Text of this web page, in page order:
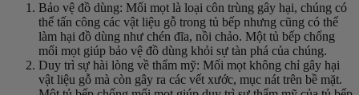
Bảo vệ đồ dùng: Mối mọt là loại côn trùng gây hại, chúng có
thể tấn công các vật liệu gỗ trong tủ bếp nhưng cũng có thể
làm hại đồ dùng như chén đĩa, nồi chảo. Một tủ bếp chống
mối mọt giúp bảo vệ đồ dùng khỏi sự tàn phá của chúng.
Duy trì sự hài lòng về thẩm mỹ: Mối mọt không chỉ gây hại
vật liệu gỗ mà còn gây ra các vết xước, mục nát trên bề mặt.